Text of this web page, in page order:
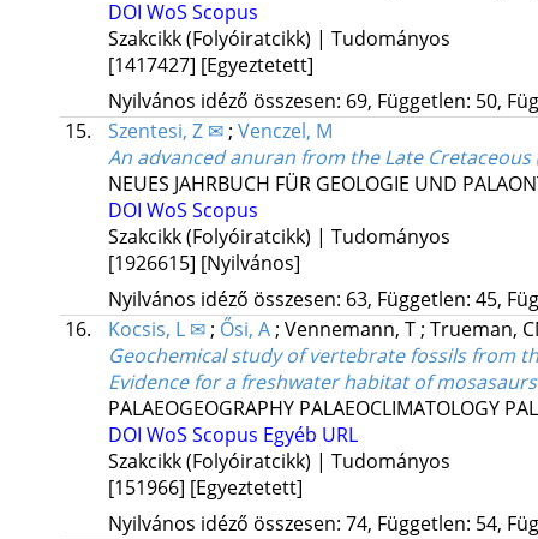
DOI WoS Scopus
Szakcikk (Folyóiratcikk) | Tudományos
[1417427] [Egyeztetett]
Nyilvános idéző összesen: 69, Független: 50,
15.
Szentesi, Z ✉; Venczel, M
An advanced anuran from the Late
NEUES JAHRBUCH FÜR GEOLOGIE UND
DOI WoS Scopus
Szakcikk (Folyóiratcikk) | Tudományos
[1926615] [Nyilvános]
Nyilvános idéző összesen: 63, Független: 45,
16.
Kocsis, L ✉; Ősi, A; Vennemann, T; Trueman,
Geochemical study of vertebrate fossils from
Evidence for a freshwater habitat of
PALAEOGEOGRAPHY PALAEOCLIMATOLOGY
DOI WoS Scopus Egyéb URL
Szakcikk (Folyóiratcikk) | Tudományos
[151966] [Egyeztetett]
Nyilvános idéző összesen: 74, Független: 54,